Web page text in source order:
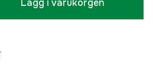
Lägg i varukorgen